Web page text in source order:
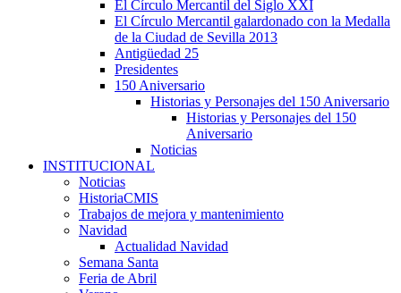
El Círculo Mercantil del Siglo XXI
El Círculo Mercantil galardonado con la Medalla
de la Ciudad de Sevilla 2013
Antigüedad 25
Presidentes
150 Aniversario
Historias y Personajes del 150 Aniversario
Historias y Personajes del 150
Aniversario
Noticias
INSTITUCIONAL
Noticias
HistoriaCMIS
Trabajos de mejora y mantenimiento
Navidad
Actualidad Navidad
Semana Santa
Feria de Abril